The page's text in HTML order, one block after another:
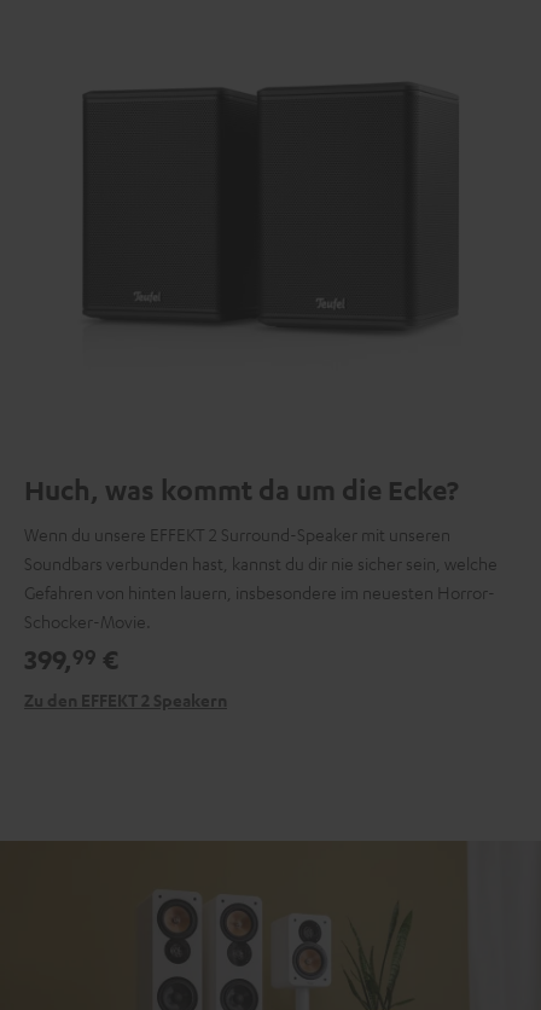
Huch, was kommt da um die Ecke?
Wenn du unsere EFFEKT 2 Surround-Speaker mit unseren
Soundbars verbunden hast, kannst du dir nie sicher sein, welche
Gefahren von hinten lauern, insbesondere im neuesten Horror-
Schocker-Movie.
399,99 €
Zu den EFFEKT 2 Speakern